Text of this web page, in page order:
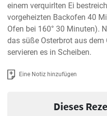
einem verquirlten Ei
vorgeheizten Backofen 40
Ofen bei 160° 30 Minuten).
das süße Osterbrot aus
servieren es in Scheiben.
Eine Notiz hinzufügen
Dieses